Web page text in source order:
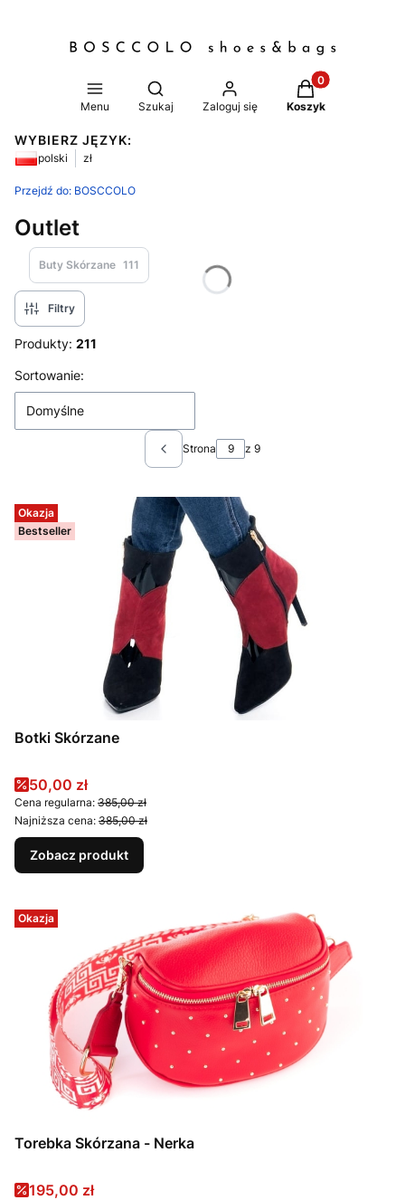
Menu
Otwórz wyszukiwarkę
Szukaj Zaloguj się
Produkty w
Koszyk
WYBIERZ JĘZYK:
polski zł
Przejdź do: BOSCCOLO
Outlet
Buty Skórzane 111
Filtry
Produkty: 211
Lista produktów
Sortowanie:
Domyślne
Poprzednie produkty
Strona z 9
Okazja
Bestseller
Botki Skórzane
Cena promocyjna
50,00 zł
Cena regularna: 385,00 zł
Najniższa cena: 385,00 zł
Zobacz produkt
Okazja
Torebka Skórzana - Nerka
Cena promocyjna
195,00 zł